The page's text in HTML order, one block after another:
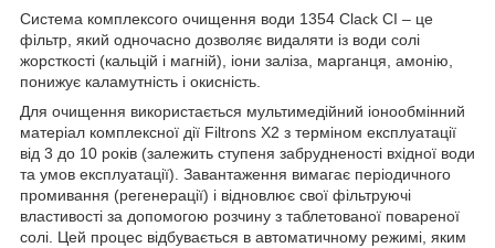
Система комплексого очищення води 1354 Clack CI – це
фільтр, який одночасно дозволяє видаляти із води солі
жорсткості (кальцій і магній), іони заліза, марганця, амонію,
понижує каламутність і окисність.
Для очищення використається мультимедійний іонообмінний
матеріал комплексної дії Filtrons X2 з терміном експлуатації
від 3 до 10 років (залежить ступеня забрудненості вхідної води
та умов експлуатації). Завантаження вимагає періодичного
промивання (регенерації) і відновлює свої фільтруючі
властивості за допомогою розчину з таблетованої повареної
солі. Цей процес відбувається в автоматичному режимі, яким